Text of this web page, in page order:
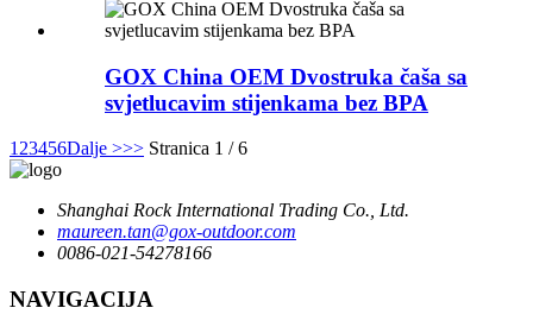
GOX China OEM Dvostruka čaša sa
svjetlucavim stijenkama bez BPA
123456Dalje >>> Stranica 1 / 6
Shanghai Rock International Trading Co., Ltd.
maureen.tan@gox-outdoor.com
0086-021-54278166
NAVIGACIJA